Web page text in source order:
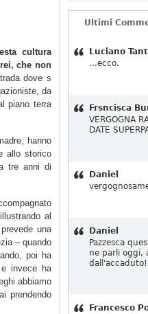
cultura
che non
dove s
da
piano terra
hanno
allo storico
tre anni di
al
una
– quando
poi ha
invece ha
abbiamo
prendendo
Ultimi
Luciano
...ecco.
Frsncisca
VERGOGNA
DATE
Daniel
Daniel
Pazzesca
ne parli oggi,
dall'accaduto!
Francesco